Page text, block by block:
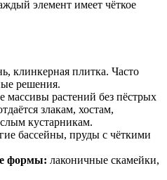
элемент имеет чёткое
клинкерная плитка. Часто
решения.
массивы растений без пёстрых
злакам, хостам,
кустарникам.
бассейны, пруды с чёткими
формы: лаконичные скамейки,